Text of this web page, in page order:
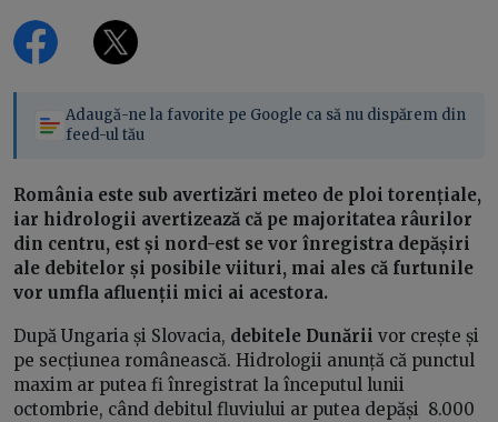
Adaugă-ne la favorite pe Google ca să nu dispărem din
feed-ul tău
România este sub avertizări meteo de ploi torențiale,
iar hidrologii avertizează că pe majoritatea râurilor
din centru, est și nord-est se vor înregistra depășiri
ale debitelor și posibile viituri, mai ales că furtunile
vor umfla afluenții mici ai acestora.
După Ungaria și Slovacia, debitele Dunării vor crește și
pe secțiunea românească. Hidrologii anunță că punctul
maxim ar putea fi înregistrat la începutul lunii
octombrie, când debitul fluviului ar putea depăși 8.000